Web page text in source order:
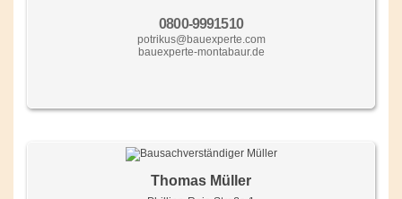
0800-9991510
potrikus@bauexperte.com
bauexperte-montabaur.de
Thomas Müller